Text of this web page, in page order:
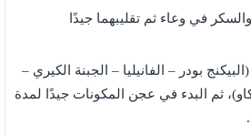
في وعاء ثم تقليبهما جيدًا
بودر – الفانيليا – الجبنة الكيري –
ثم البدء في عجن المكونات جيدًا لمدة